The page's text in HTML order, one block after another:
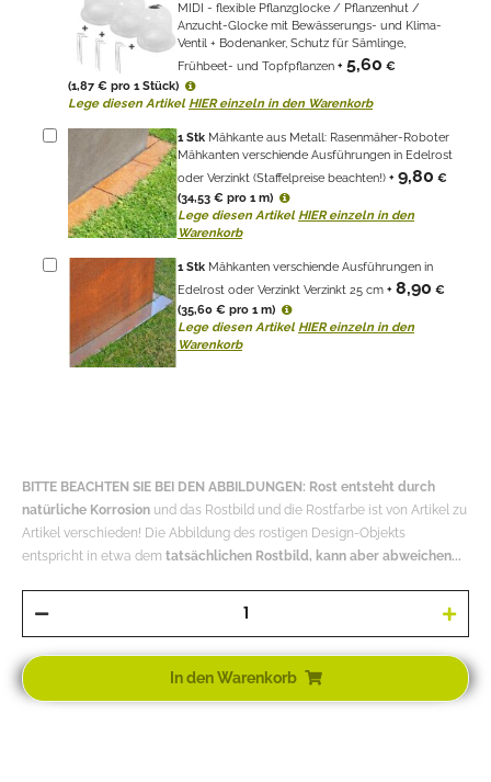
Frühbeet- und Topfpflanzen
+5,60 €
(1,87 € pro 1 Stück)
Lege diesen ArtikelHIER einzeln in den Warenkorb
1 Stk
Mähkanten verschiende Ausführungen in Edelrost
(34,53 € pro 1 m)
Lege diesen ArtikelHIER einzeln in den
Warenkorb
1StkMähkanten verschiende Ausführungen in
Edelrost oder Verzinkt Verzinkt 25 cm
Lege diesen ArtikelHIER einzeln in den
Warenkorb
Artikel verschieden! Die Abbildung des rostigen Design-Objekts
entspricht in etwa demtatsächlichen Rostbild, kann aber abweichen...